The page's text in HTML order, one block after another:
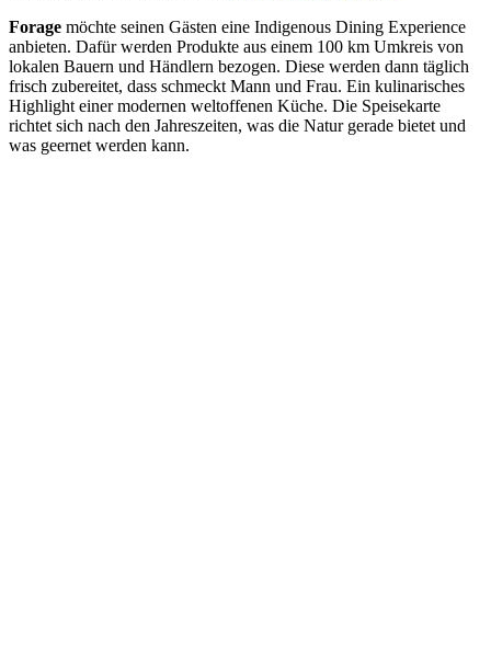
Forage möchte seinen Gästen eine Indigenous Dining Experience
anbieten. Dafür werden Produkte aus einem 100 km Umkreis von
lokalen Bauern und Händlern bezogen. Diese werden dann täglich
frisch zubereitet, dass schmeckt Mann und Frau. Ein kulinarisches
Highlight einer modernen weltoffenen Küche. Die Speisekarte
richtet sich nach den Jahreszeiten, was die Natur gerade bietet und
was geernet werden kann.